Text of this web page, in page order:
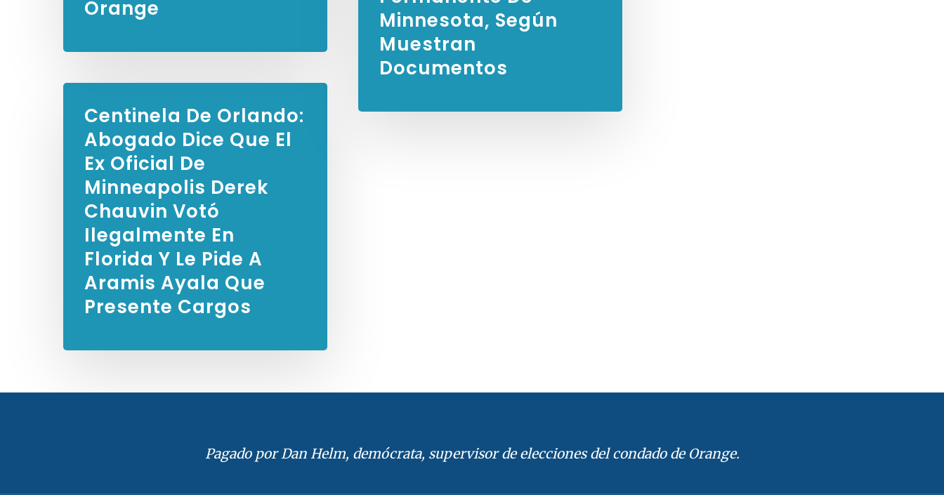
Minnesota, Según
Muestran
Documentos
Orange
Centinela De Orlando:
Abogado Dice Que El
Ex Oficial De
Minneapolis Derek
Chauvin Votó
Ilegalmente En
Florida Y Le Pide A
Aramis Ayala Que
Presente Cargos
Pagado por Dan Helm, demócrata, supervisor de elecciones del condado de Orange.